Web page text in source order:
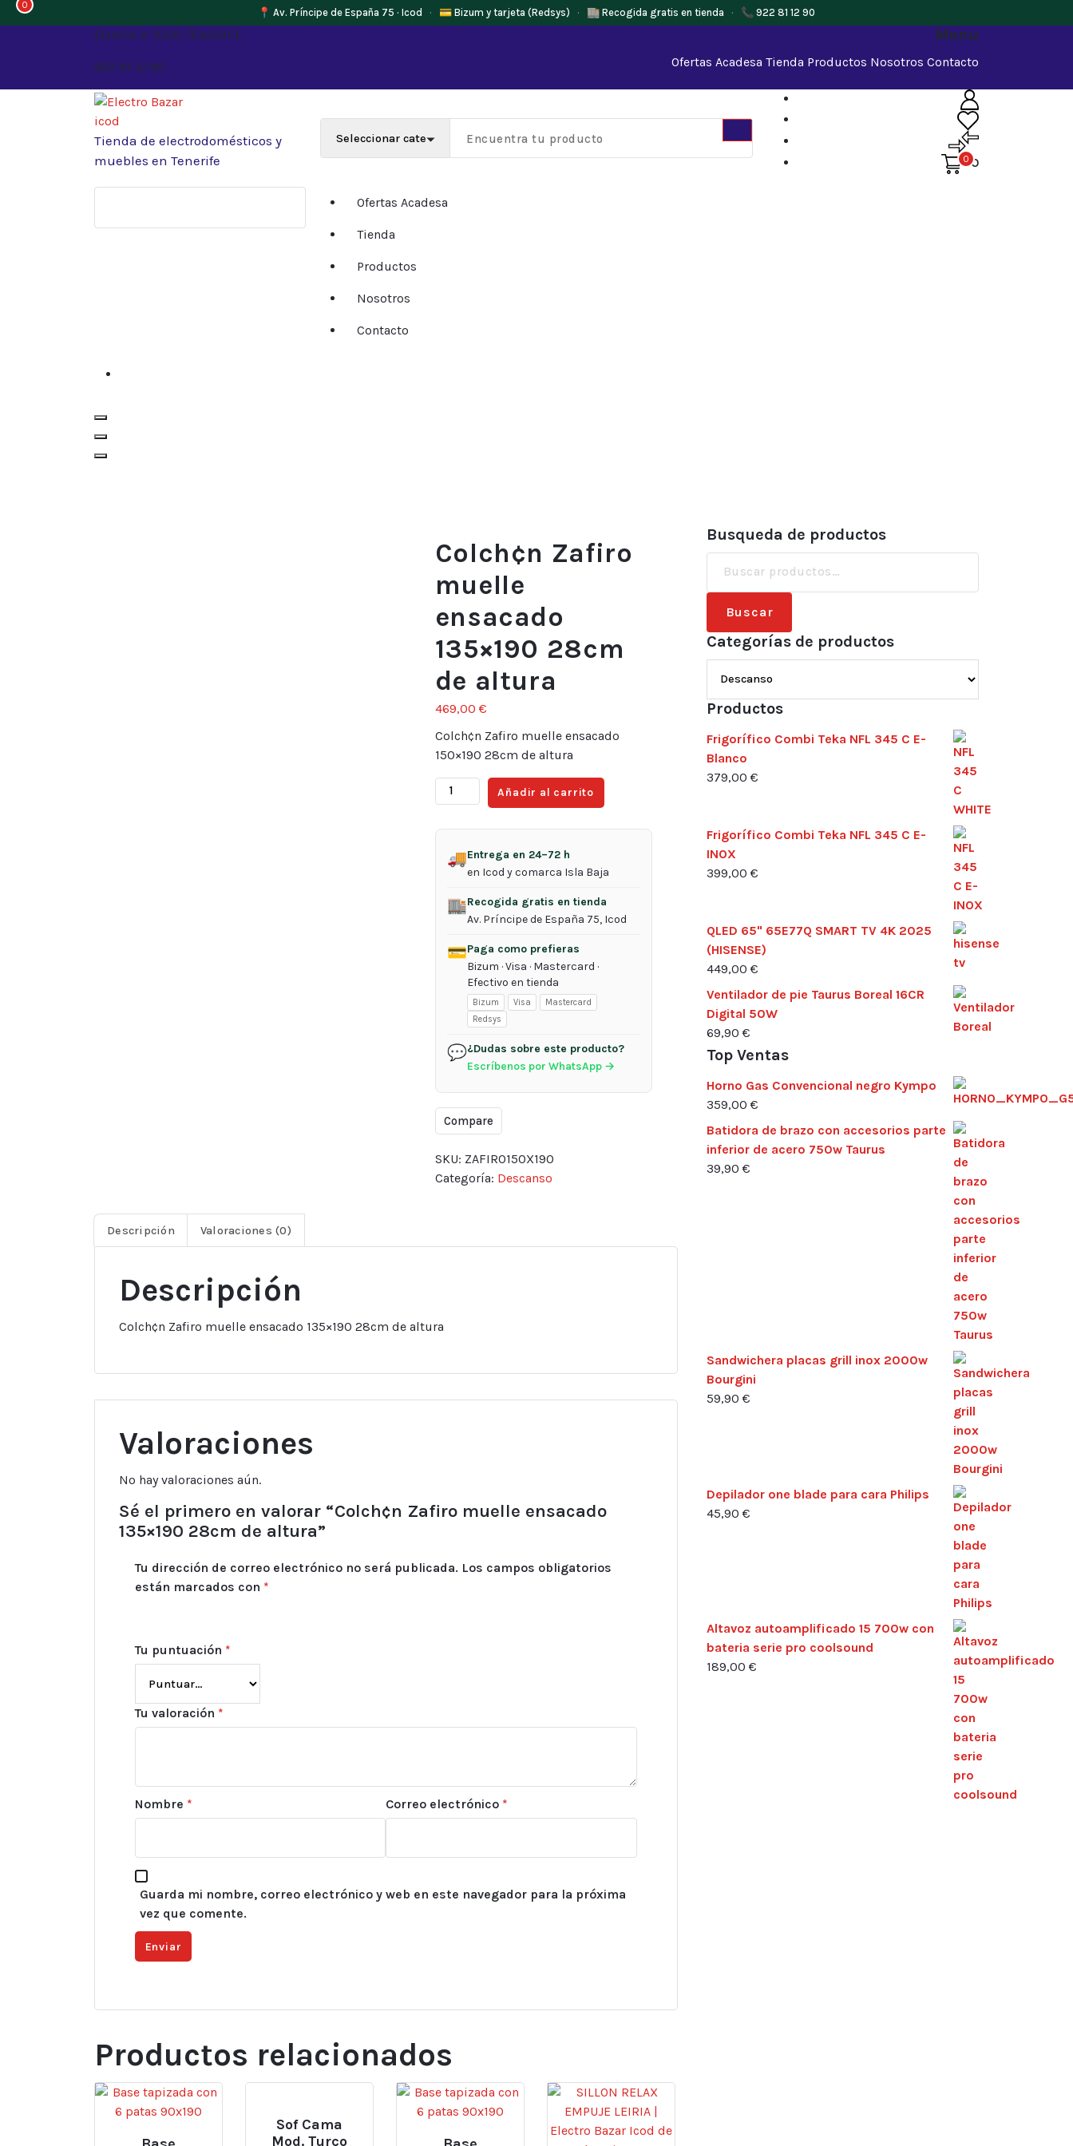
📍 Av. Príncipe de España 75 · Icod · 💳 Bizum y tarjeta (Redsys) · 🏬 Recogida gratis en tienda · 📞 922 81 12 90
ENVIOS A TODO TENERIFE
922 81 12 90
Menu
Ofertas Acadesa Tienda Productos Nosotros Contacto
Tienda de electrodomésticos y
muebles en Tenerife
0
0 0
Ofertas Acadesa
Tienda
Productos
Nosotros
Contacto
Colch¢n Zafiro
muelle
ensacado
135×190 28cm
de altura
469,00 €
Colch¢n Zafiro muelle ensacado
150×190 28cm de altura
Colch¢n
Zafiro
135x190
de
altura
Añadir al carrito
🚚Entrega en 24–72 h
en Icod y comarca Isla Baja
🏬Recogida gratis en tienda
Av. Príncipe de España 75, Icod
💳Paga como prefieras
Bizum · Visa · Mastercard ·
Efectivo en tienda
Bizum Visa
Mastercard
Redsys
💬¿Dudas sobre este producto?
Escríbenos por WhatsApp →
Compare
SKU: ZAFIRO150X190
Categoría: Descanso
Descripción Valoraciones (0)
Descripción
Colch¢n Zafiro muelle ensacado 135×190 28cm de altura
Valoraciones
No hay valoraciones aún.
Sé el primero en valorar “Colch¢n Zafiro muelle ensacado
135×190 28cm de altura”
Tu dirección de correo electrónico no será publicada. Los campos obligatorios
están marcados con *
Tu puntuación *
Tu valoración *
Nombre * Correo electrónico *
Guarda mi nombre, correo electrónico y web en este navegador para la próxima
vez que comente.
Productos relacionados
Sof Cama
Mod. Turco
Busqueda de productos
por:
Buscar
Categorías de productos
Productos
Frigorífico Combi Teka NFL 345 C E-
Blanco
379,00 €
Frigorífico Combi Teka NFL 345 C E-
INOX
399,00 €
QLED 65" 65E77Q SMART TV 4K 2025
(HISENSE)
449,00 €
Ventilador de pie Taurus Boreal 16CR
Digital 50W
69,90 €
Top Ventas
Horno Gas Convencional negro Kympo
359,00 €
Batidora de brazo con accesorios parte
inferior de acero 750w Taurus
39,90 €
Sandwichera placas grill inox 2000w
Bourgini
59,90 €
Depilador one blade para cara Philips
45,90 €
Altavoz autoamplificado 15 700w con
bateria serie pro coolsound
189,00 €